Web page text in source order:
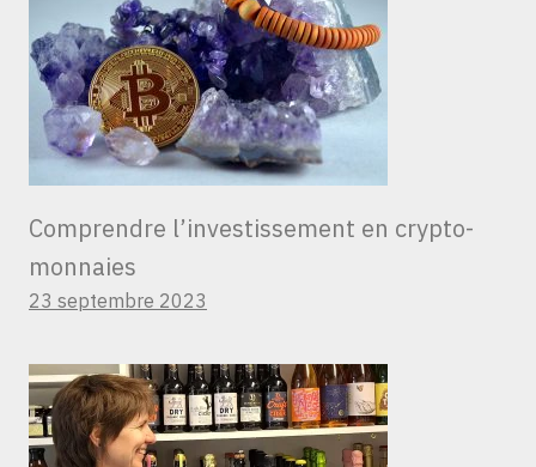
Comprendre l’investissement en crypto-
monnaies
23 septembre 2023